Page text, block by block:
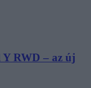
Y RWD – az új